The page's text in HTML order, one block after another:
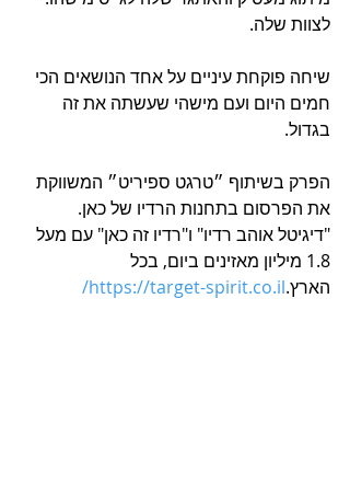
לצוות שלה.
שיחה פוקחת עיניים על אחד הנושאים הכי
חמים היום ועם מישהי שעשתה את זה
בגדול.
הפרק בשיתוף ״טרגט ספיריט״ המשווקת
את הפרסום בתחנות הרדיו של כאן.
"דיגיטל אוהב רדיו" ו"רדיו זה כאן" עם מעל
1.8 מיליון מאזינים ביום, בכל
הארץ.https://target-spirit.co.il/